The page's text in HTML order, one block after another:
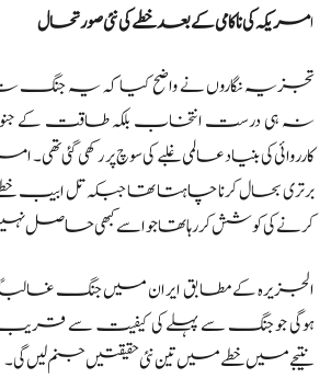
امریکہ کی ناکامی کے بعد خطے کی نئی صورتحال
تجزیہ نگاروں نے واضح کیا کہ یہ جنگ نہ
نہ ہی درست انتخاب بلکہ طاقت کے
کارروائی کی بنیاد عالمی غلبے کی سوچ پر رکھی گئی تھی۔
برتری بحال کرنا چاہتا تھا جبکہ تل ابیب خطے
کرنے کی کوشش کر رہا تھا جو اسے کبھی حاصل
الجزیرہ کے مطابق ایران میں جنگ غالباً
ہوگی جو جنگ سے پہلے کی کیفیت سے قریب
نتیجے میں خطے میں تین نئی حقیقتیں جنم لیں گی۔